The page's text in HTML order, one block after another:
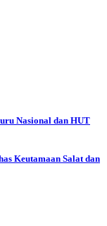
Nasional dan HUT
Keutamaan Salat dan